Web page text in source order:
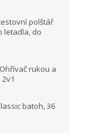
polštář
letadla, do
rukou a
batoh, 36